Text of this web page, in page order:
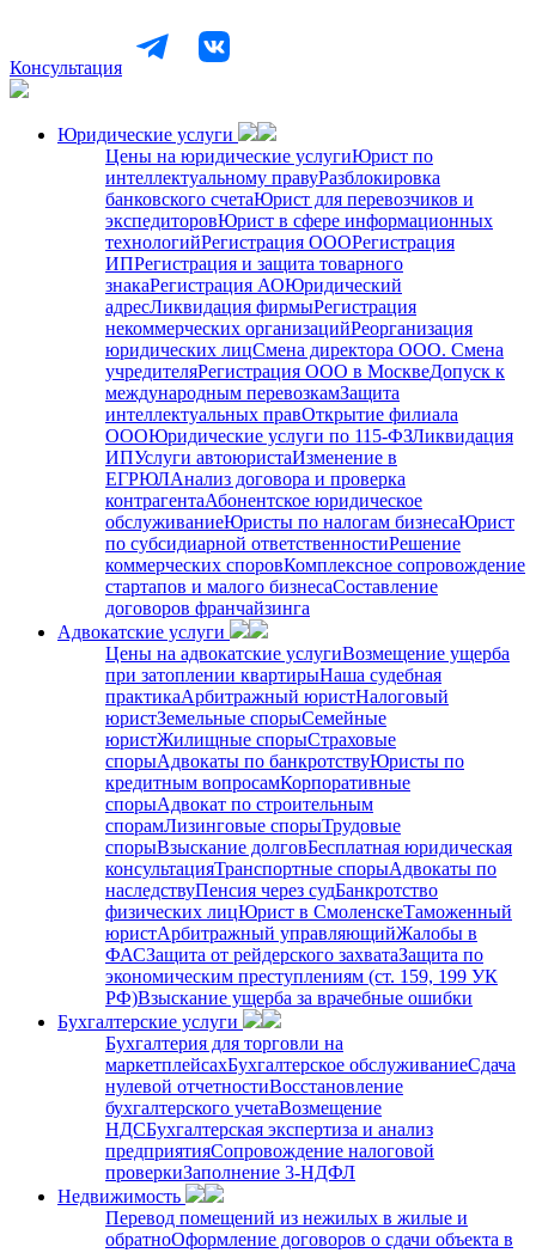
Консультация
Юридические услуги
Цены на юридические услугиЮрист по
интеллектуальному правуРазблокировка
банковского счетаЮрист для перевозчиков и
экспедиторовЮрист в сфере информационных
технологийРегистрация ОООРегистрация
ИПРегистрация и защита товарного
знакаРегистрация АОЮридический
адресЛиквидация фирмыРегистрация
некоммерческих организацийРеорганизация
юридических лицСмена директора ООО. Смена
учредителяРегистрация ООО в МосквеДопуск к
международным перевозкамЗащита
интеллектуальных правОткрытие филиала
ОООЮридические услуги по 115-ФЗЛиквидация
ИПУслуги автоюристаИзменение в
ЕГРЮЛАнализ договора и проверка
контрагентаАбонентское юридическое
обслуживаниеЮристы по налогам бизнесаЮрист
по субсидиарной ответственностиРешение
коммерческих споровКомплексное сопровождение
стартапов и малого бизнесаСоставление
договоров франчайзинга
Адвокатские услуги
Цены на адвокатские услугиВозмещение ущерба
при затоплении квартирыНаша судебная
практикаАрбитражный юристНалоговый
юристЗемельные спорыСемейные
юристЖилищные спорыСтраховые
спорыАдвокаты по банкротствуЮристы по
кредитным вопросамКорпоративные
спорыАдвокат по строительным
спорамЛизинговые спорыТрудовые
спорыВзыскание долговБесплатная юридическая
консультацияТранспортные спорыАдвокаты по
наследствуПенсия через судБанкротство
физических лицЮрист в СмоленскеТаможенный
юристАрбитражный управляющийЖалобы в
ФАСЗащита от рейдерского захватаЗащита по
экономическим преступлениям (ст. 159, 199 УК
РФ)Взыскание ущерба за врачебные ошибки
Бухгалтерские услуги
Бухгалтерия для торговли на
маркетплейсахБухгалтерское обслуживаниеСдача
нулевой отчетностиВосстановление
бухгалтерского учетаВозмещение
НДСБухгалтерская экспертиза и анализ
предприятияСопровождение налоговой
проверкиЗаполнение 3-НДФЛ
Недвижимость
Перевод помещений из нежилых в жилые и
обратноОформление договоров о сдачи объекта в